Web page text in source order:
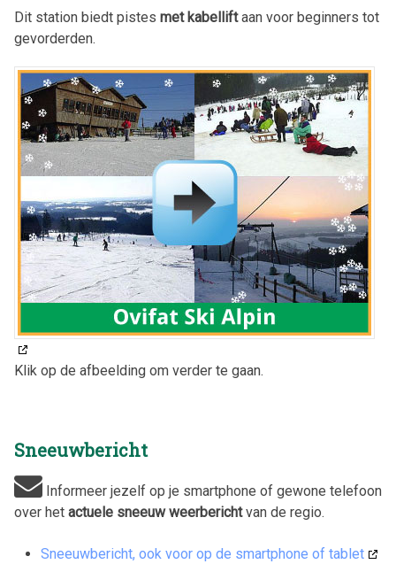
Dit station biedt pistes met kabelliftaan voor beginners tot
gevorderden.
Klik op de afbeelding om verder te gaan.
Sneeuwbericht
Informeer jezelf op je smartphone of gewone telefoon
over het actuele sneeuw weerberichtvan de regio.
Sneeuwbericht, ook voor op de smartphone of tablet